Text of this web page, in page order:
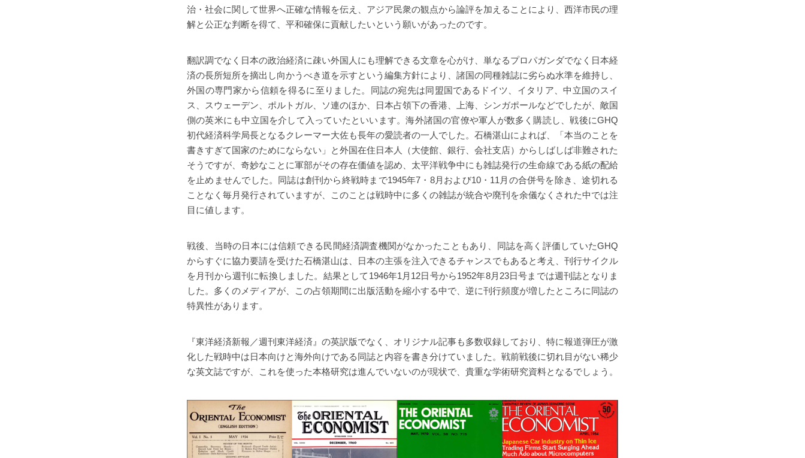
治・社会に関して世界へ正確な情報を伝え、アジア民衆の観点から論評を加えることにより、西洋市民の理
解と公正な判断を得て、平和確保に貢献したいという願いがあったのです。
翻訳調でなく日本の政治経済に疎い外国人にも理解できる文章を心がけ、単なるプロパガンダでなく日本経
済の長所短所を摘出し向かうべき道を示すという編集方針により、諸国の同種雑誌に劣らぬ水準を維持し、
外国の専門家から信頼を得るに至りました。同誌の宛先は同盟国であるドイツ、イタリア、中立国のスイ
ス、スウェーデン、ポルトガル、ソ連のほか、日本占領下の香港、上海、シンガポールなどでしたが、敵国
側の英米にも中立国を介して入っていたといいます。海外諸国の官僚や軍人が数多く購読し、戦後にGHQ
初代経済科学局長となるクレーマー大佐も長年の愛読者の一人でした。石橋湛山によれば、「本当のことを
書きすぎて国家のためにならない」と外国在住日本人（大使館、銀行、会社支店）からしばしば非難された
そうですが、奇妙なことに軍部がその存在価値を認め、太平洋戦争中にも雑誌発行の生命線である紙の配給
を止めませんでした。同誌は創刊から終戦時まで1945年7・8月および10・11月の合併号を除き、途切れる
ことなく毎月発行されていますが、このことは戦時中に多くの雑誌が統合や廃刊を余儀なくされた中では注
目に値します。
戦後、当時の日本には信頼できる民間経済調査機関がなかったこともあり、同誌を高く評価していたGHQ
からすぐに協力要請を受けた石橋湛山は、日本の主張を注入できるチャンスでもあると考え、刊行サイクル
を月刊から週刊に転換しました。結果として1946年1月12日号から1952年8月23日号までは週刊誌となりま
した。多くのメディアが、この占領期間に出版活動を縮小する中で、逆に刊行頻度が増したところに同誌の
特異性があります。
『東洋経済新報／週刊東洋経済』の英訳版でなく、オリジナル記事も多数収録しており、特に報道弾圧が激
化した戦時中は日本向けと海外向けである同誌と内容を書き分けていました。戦前戦後に切れ目がない稀少
な英文誌ですが、これを使った本格研究は進んでいないのが現状で、貴重な学術研究資料となるでしょう。